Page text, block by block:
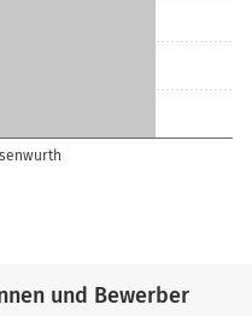
und Bewerber